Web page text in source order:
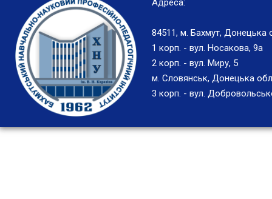
Адреса:
84511, м. Бахмут, Донецька
1 корп. - вул. Носакова, 9а
2 корп. - вул. Миру, 5
м. Словянськ, Донецька
3 корп. - вул.